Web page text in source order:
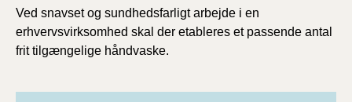
Ved snavset og sundhedsfarligt arbejde i en
erhvervsvirksomhed skal der etableres et passende antal
frit tilgængelige håndvaske.